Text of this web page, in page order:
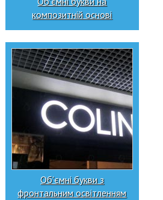
композитній основі
Об'ємні букви з
фронтальним освітленням